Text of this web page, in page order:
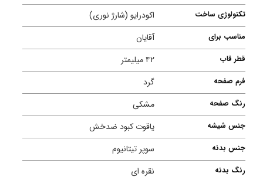
تکنولوژی ساخت اکودرایو (شارژ نوری)
مناسب برای آقایان
قطر قاب ۴۲ میلیمتر
فرم صفحه گرد
رنگ صفحه مشکی
جنس شیشه یاقوت کبود ضدخش
جنس بدنه سوپر تیتانیوم
رنگ بدنه نقره ای